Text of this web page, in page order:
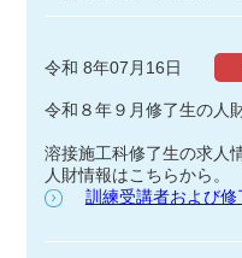
令和 8年07月16日
令和８年９月修了生の人
溶接施工科修了生の求人
人財情報はこちらから。
訓練受講者および